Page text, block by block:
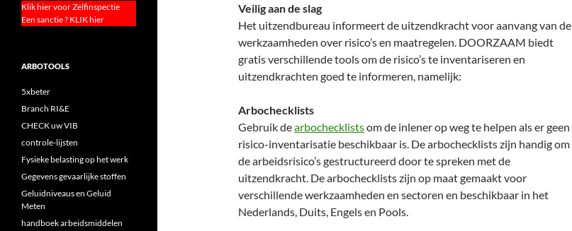
Veilig aan de slag
Het uitzendbureau informeert de uitzendkracht voor aanvang van de
werkzaamheden over risico’s en maatregelen. DOORZAAM biedt
gratis verschillende tools om de risico’s te inventariseren en
uitzendkrachten goed te informeren, namelijk:
Arbochecklists
Gebruik dearbochecklistsom de inlener op weg te helpen als er geen
risico-inventarisatie beschikbaar is. De arbochecklists zijn handig om
de arbeidsrisico’s gestructureerd door te spreken met de
uitzendkracht. De arbochecklists zijn op maat gemaakt voor
verschillende werkzaamheden en sectoren en beschikbaar in het
Nederlands, Duits, Engels en Pools.
Klik hier voor Zelfinspectie
Een sanctie ? KLIK hier
ARBOTOOLS
5xbeter
Branch RI&E
CHECK uw VIB
controle-lijsten
Fysieke belasting op het werk
Gegevens gevaarlijke stoffen
Geluidniveaus en Geluid
Meten
handboek arbeidsmiddelen